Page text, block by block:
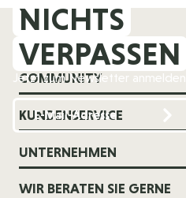
NICHTS
VERPASSEN
Jetzt zum Newsletter anmelden
FOREVER YOUNG
COMMUNITY
KUNDENSERVICE
UNTERNEHMEN
WIR BERATEN SIE GERNE